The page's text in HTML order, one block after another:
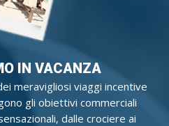
IN VACANZA
meravigliosi viaggi incentive
gli obiettivi commerciali
dalle crociere ai